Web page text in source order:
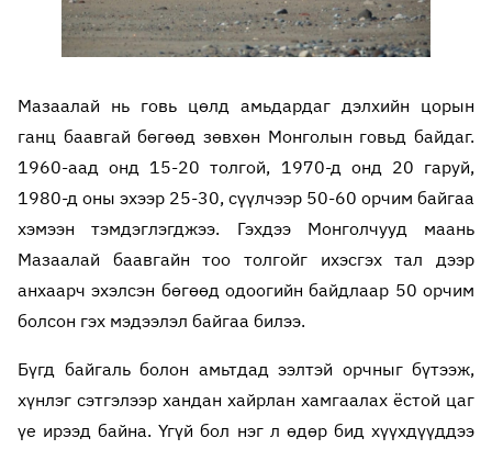
Мазаалай нь говь цөлд амьдардаг дэлхийн цорын
ганц баавгай бөгөөд зөвхөн Монголын говьд байдаг.
1960-аад онд 15-20 толгой, 1970-д онд 20 гаруй,
1980-д оны эхээр 25-30, сүүлчээр 50-60 орчим байгаа
хэмээн тэмдэглэгджээ. Гэхдээ Монголчууд маань
Мазаалай баавгайн тоо толгойг ихэсгэх тал дээр
анхаарч эхэлсэн бөгөөд одоогийн байдлаар 50 орчим
болсон гэх мэдээлэл байгаа билээ.
Бүгд байгаль болон амьтдад ээлтэй орчныг бүтээж,
хүнлэг сэтгэлээр хандан хайрлан хамгаалах ёстой цаг
үе ирээд байна. Үгүй бол нэг л өдөр бид хүүхдүүддээ